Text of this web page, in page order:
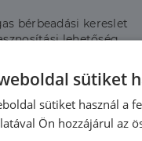
bérbeadási kereslet
lehetőség
költség
sütiket
sütiket használ a
Ön hozzájárul az